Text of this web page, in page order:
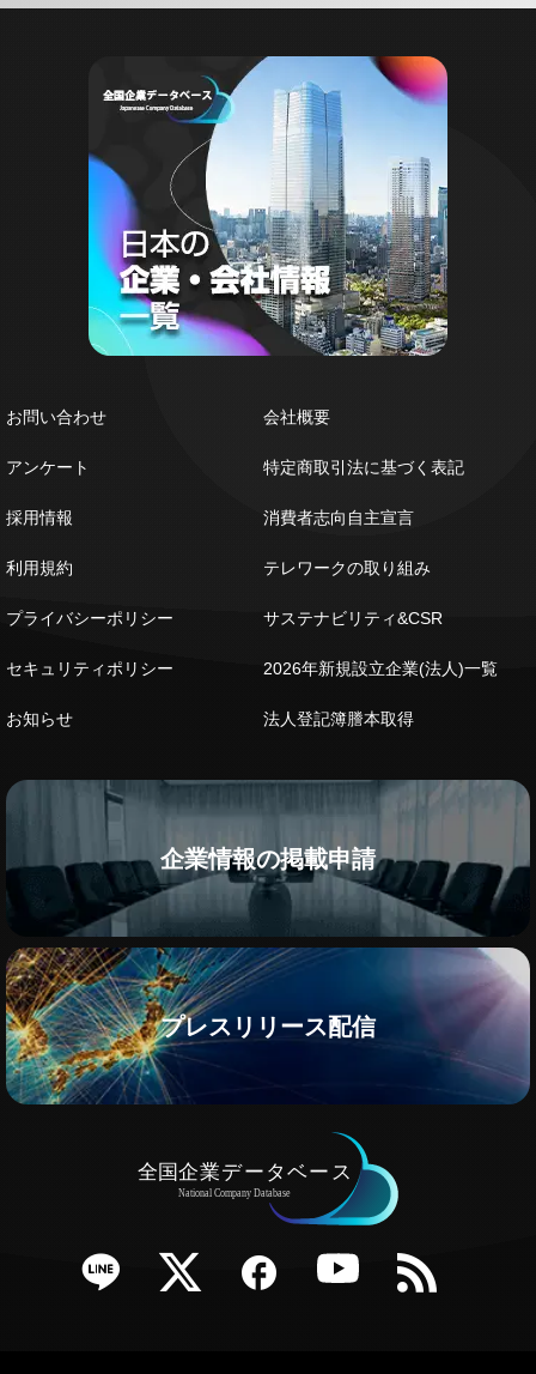
お問い合わせ
アンケート
採用情報
利用規約
プライバシーポリシー
セキュリティポリシー
お知らせ
会社概要
特定商取引法に基づく表記
消費者志向自主宣言
テレワークの取り組み
サステナビリティ&CSR
2026年新規設立企業(法人)一覧
法人登記簿謄本取得
企業情報の掲載申請
プレスリリース配信
Twitter Facebook YouTube RSS